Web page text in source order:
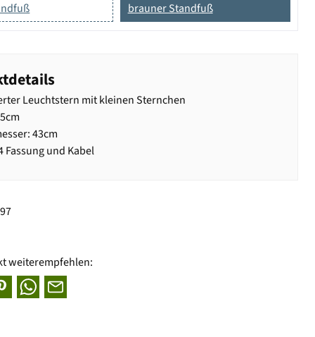
brauner Standfuß
Leuchtstern mit kleinen Sternchen
43cm
Fassung und Kabel
weiterempfehlen: